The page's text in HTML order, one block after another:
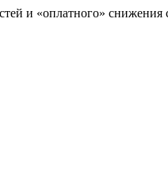
и «оплатного» снижения